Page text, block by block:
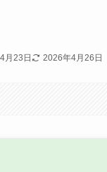
月23日 2026年4月26日